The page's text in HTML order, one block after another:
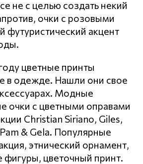
не с целью создать некий
очки с розовыми
футуристический акцент
цветные принты
в одежде. Нашли они свое
Модные
очки с цветными оправами
Christian Siriano, Giles,
& Gela. Популярные
этнический орнамент,
фигуры, цветочный принт.